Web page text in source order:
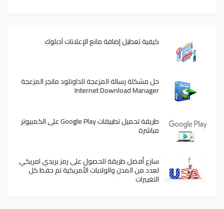
كيفية تعطيل إضافة مانع الإعلانات آدبلوك
حل مشكلة رسالة المزعجة للداونلود مانجر المزعجة
Internet Download Manager
طريقة تحميل تطبيقات Google Play على الكمبيوتر
مباشرة
سارع أفضل طريقة للحصول على رمز بريدي امريكي
لعدد من المدن والولايات الأمريكية تم حفظ كل
التغييرات